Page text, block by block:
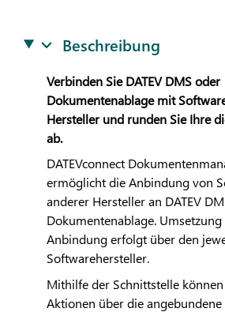
Beschreibung
Verbinden SieDATEVDMS oder
Dokumentenablage mit
Hersteller und runden Sie Ihre
ab.
DATEVconnect
ermöglicht die Anbindung von
anderer Hersteller an DATEV
Dokumentenablage.
Anbindung erfolgt über den
Softwarehersteller.
Mithilfe der Schnittstelle
Aktionen über die